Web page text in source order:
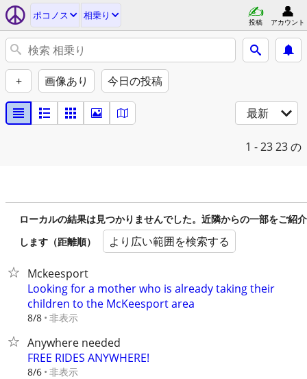
ポコノス 相乗り
投稿 アカウント
+ 画像あり 今日の投稿
最新
1 - 2323 の
ローカルの結果は見つかりませんでした。近隣からの一部をご紹介
します（距離順）
より広い範囲を検索する
Mckeesport
Looking for a mother who is already taking their
children to the McKeesport area
8/8 非表示
Anywhere needed
FREE RIDES ANYWHERE!
8/6 非表示